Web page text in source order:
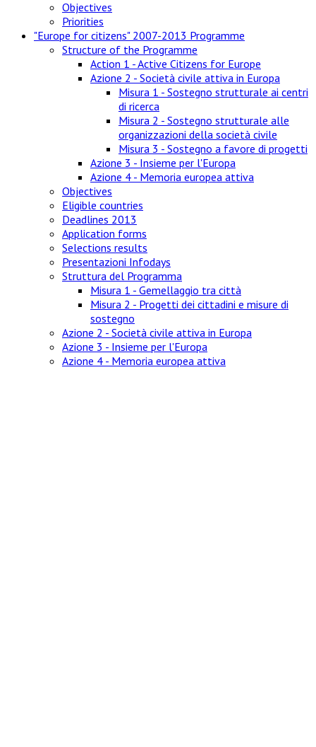
Objectives
Priorities
"Europe for citizens" 2007-2013 Programme
Structure of the Programme
Action 1 - Active Citizens for Europe
Azione 2 - Società civile attiva in Europa
Misura 1 - Sostegno strutturale ai centri
di ricerca
Misura 2 - Sostegno strutturale alle
organizzazioni della società civile
Misura 3 - Sostegno a favore di progetti
Azione 3 - Insieme per l'Europa
Azione 4 - Memoria europea attiva
Objectives
Eligible countries
Deadlines 2013
Application forms
Selections results
Presentazioni Infodays
Struttura del Programma
Misura 1 - Gemellaggio tra città
Misura 2 - Progetti dei cittadini e misure di
sostegno
Azione 2 - Società civile attiva in Europa
Azione 3 - Insieme per l'Europa
Azione 4 - Memoria europea attiva